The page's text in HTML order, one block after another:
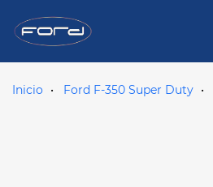
Inicio Ford F-350 Super Duty